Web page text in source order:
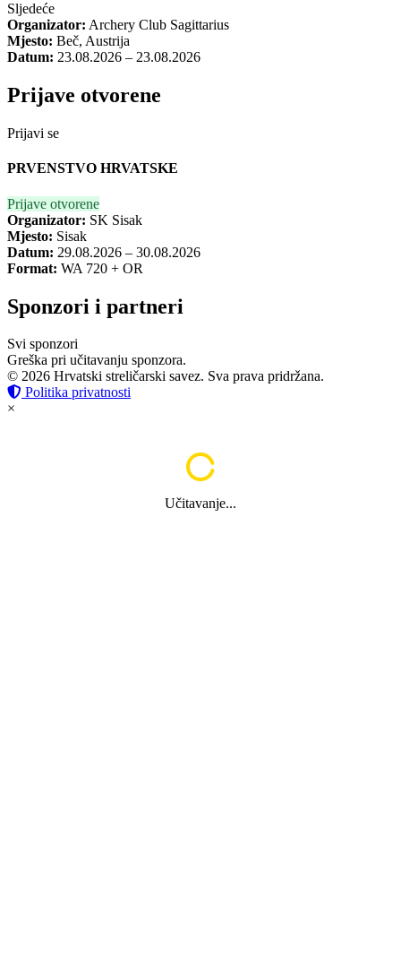
Sljedeće
Organizator: Archery Club Sagittarius
Mjesto: Beč, Austrija
Datum: 23.08.2026 – 23.08.2026
Prijave otvorene
Prijavi se
PRVENSTVO HRVATSKE
Prijave otvorene
Organizator: SK Sisak
Mjesto: Sisak
Datum: 29.08.2026 – 30.08.2026
Format: WA 720 + OR
Sponzori i partneri
Svi sponzori
Greška pri učitavanju sponzora.
© 2026 Hrvatski streličarski savez. Sva prava pridržana.
Politika privatnosti
×
Učitavanje...